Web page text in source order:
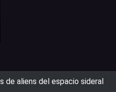
de aliens del espacio sideral